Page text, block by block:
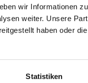
wir Informationen
weiter. Unsere
haben oder
Statistiken